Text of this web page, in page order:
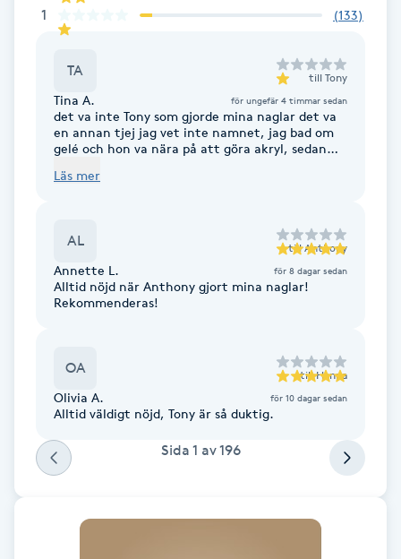
Föning
Gelenaglar
Gellack med förstärkning
Gravidmassage
Gruppträning
Gua Sha-massage
1 (133)
TA till Tony
Tina A. för ungefär 4 timmar sedan
det va inte Tony som gjorde mina naglar det va
en annan tjej jag vet inte namnet, jag bad om
gelé och hon va nära på att göra akryl, sedan
som på bilden det va väldigt mycket slarv med
fortsatte. Formen skulle vara almond men det
ser bara runt ut. Alla mina andra besök har jag
den enstaka tjejen. Hade uppskattat om jag vill
personen jag boka hos nästa gång
Läs mer
AL till Anthony
Annette L. för 8 dagar sedan
Alltid nöjd när Anthony gjort mina naglar!
Rekommenderas!
OA till Hanna
Olivia A. för 10 dagar sedan
Alltid väldigt nöjd, Tony är så duktig.
Sida 1 av196